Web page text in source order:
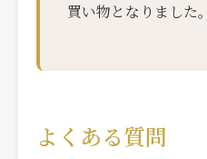
買い物となりました。
よくある質問